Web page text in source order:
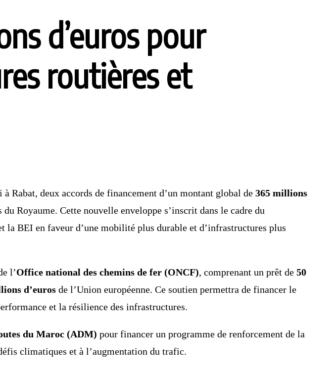
d’euros pour
routières et
à Rabat, deux accords de financement d’un montant global de 365 millions
Royaume. Cette nouvelle enveloppe s’inscrit dans le cadre du
BEI en faveur d’une mobilité plus durable et d’infrastructures plus
l’Office national des chemins de fer (ONCF), comprenant un prêt de 50
d’euros de l’Union européenne. Ce soutien permettra de financer le
et la résilience des infrastructures.
du Maroc (ADM) pour financer un programme de renforcement de la
climatiques et à l’augmentation du trafic.